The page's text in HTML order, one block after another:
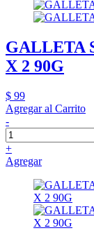
GALLETA
X 2 90G
$ 99
Agregar al Carrito
-
+
Agregar